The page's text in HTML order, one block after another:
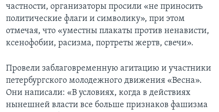
частности, организаторы просили «не приносить
политические флаги и символику», при этом
отмечая, что «уместны плакаты против ненависти,
ксенофобии, расизма, портреты жертв, свечи».
Провели заблаговременную агитацию и участники
петербургского молодежного движения «Весна».
Они написали: «В условиях, когда в действиях
нынешней власти все больше признаков фашизма